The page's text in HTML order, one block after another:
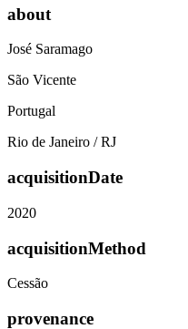
about
José Saramago
São Vicente
Portugal
Rio de Janeiro / RJ
acquisitionDate
2020
acquisitionMethod
Cessão
provenance